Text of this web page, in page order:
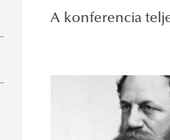
A konferencia